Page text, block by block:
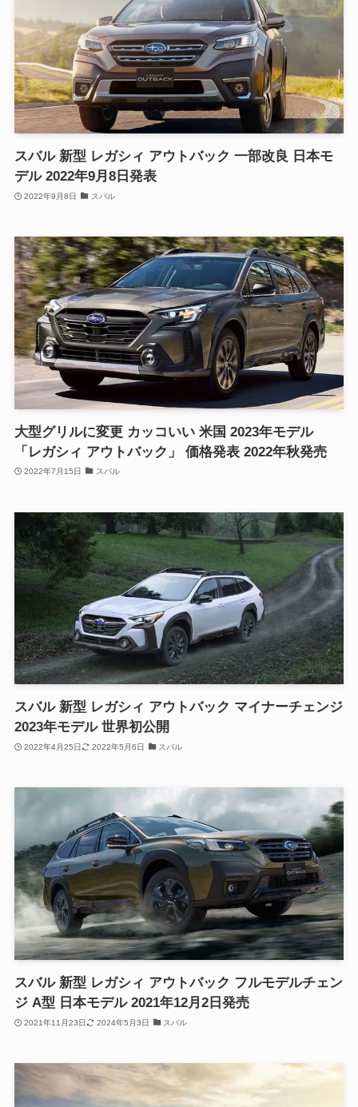
スバル 新型 レガシィ アウトバック 一部改良 日本モ
デル 2022年9月8日発表
2022年9月8日 スバル
大型グリルに変更 カッコいい 米国 2023年モデル
「レガシィ アウトバック」 価格発表 2022年秋発売
2022年7月15日 スバル
スバル 新型 レガシィ アウトバック マイナーチェンジ
2023年モデル 世界初公開
2022年4月25日 2022年5月6日 スバル
スバル 新型 レガシィ アウトバック フルモデルチェン
ジ A型 日本モデル 2021年12月2日発売
2021年11月23日 2024年5月3日 スバル